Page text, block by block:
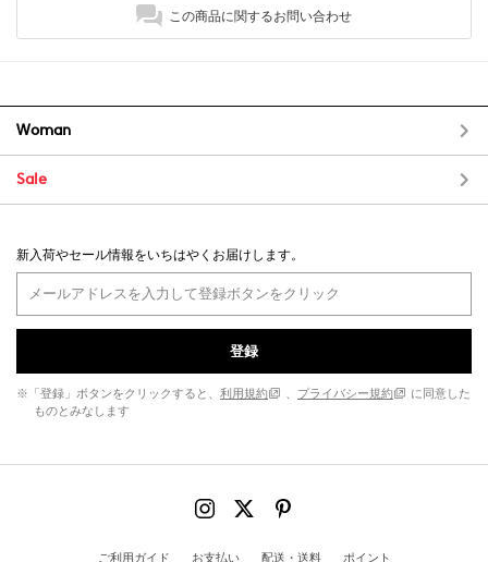
この商品に関するお問い合わせ
Woman
Sale
新入荷やセール情報をいちはやくお届けします。
登録
※「登録」ボタンをクリックすると、 利用規約 、 プライバシー規約
に同意した
ものとみなします
ご利用ガイド お支払い 配送・送料 ポイント